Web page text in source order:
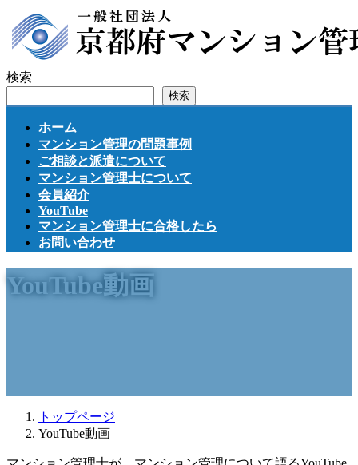
ン
テ
ツ
ビ
ゲ
シ
検索
検索
ホーム
マンション管理の問題事例
ご相談と派遣について
マンション管理士について
会員紹介
YouTube
マンション管理士に合格したら
お問い合わせ
YouTube動画
トップページ
YouTube動画